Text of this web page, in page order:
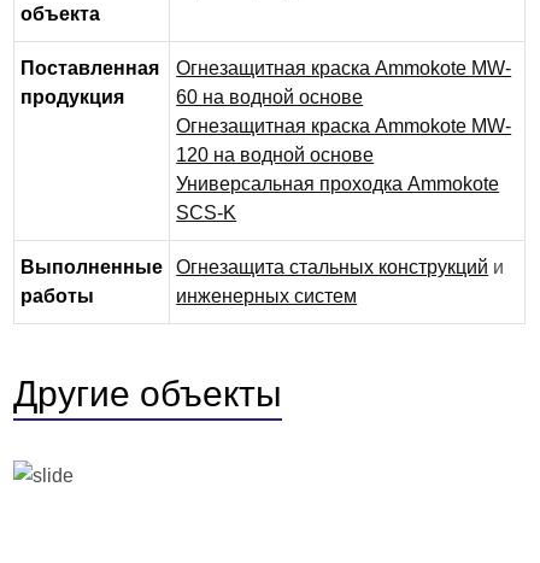
объекта
Поставленная
продукция
Огнезащитная краска Ammokote MW-
60 на водной основе
Огнезащитная краска Ammokote MW-
120 на водной основе
Универсальная проходка Ammokote
SCS-K
Выполненные
работы
Огнезащита стальных конструкций и
инженерных систем
Другие объекты